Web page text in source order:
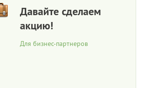
Давайте сделаем
акцию!
Для бизнес-партнеров